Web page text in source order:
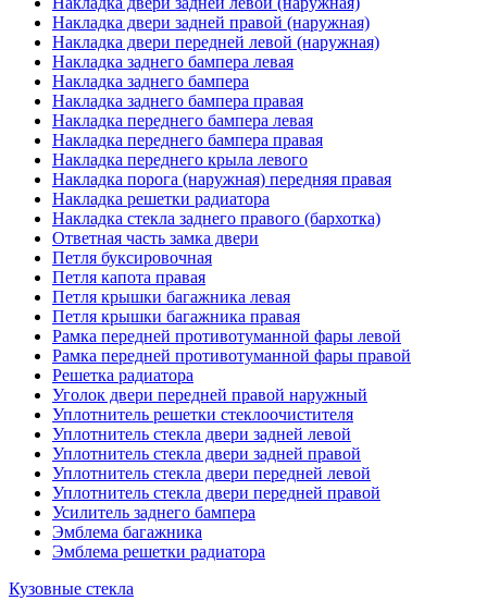
Накладка двери задней правой (наружная)
Накладка двери передней левой (наружная)
Накладка заднего бампера левая
Накладка заднего бампера
Накладка заднего бампера правая
Накладка переднего бампера левая
Накладка переднего бампера правая
Накладка переднего крыла левого
Накладка порога (наружная) передняя правая
Накладка решетки радиатора
Накладка стекла заднего правого (бархотка)
Ответная часть замка двери
Петля буксировочная
Петля капота правая
Петля крышки багажника левая
Петля крышки багажника правая
Рамка передней противотуманной фары левой
Рамка передней противотуманной фары правой
Решетка радиатора
Уголок двери передней правой наружный
Уплотнитель решетки стеклоочистителя
Уплотнитель стекла двери задней левой
Уплотнитель стекла двери задней правой
Уплотнитель стекла двери передней левой
Уплотнитель стекла двери передней правой
Усилитель заднего бампера
Эмблема багажника
Эмблема решетки радиатора
Кузовные стекла